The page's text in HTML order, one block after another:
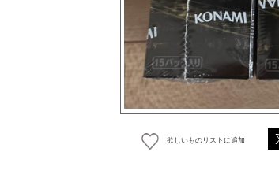
欲しいものリストに追加